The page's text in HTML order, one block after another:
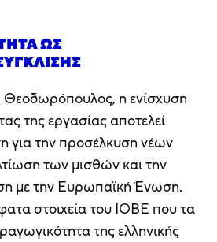
ΩΣ
η ενίσχυση
της εργασίας αποτελεί
για την προσέλκυση νέων
των μισθών και την
με την Ευρωπαϊκή Ένωση.
στοιχεία του ΙΟΒΕ που τα
της ελληνικής